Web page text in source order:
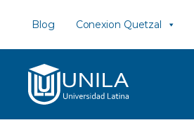
contenido
Blog Conexion Quetzal